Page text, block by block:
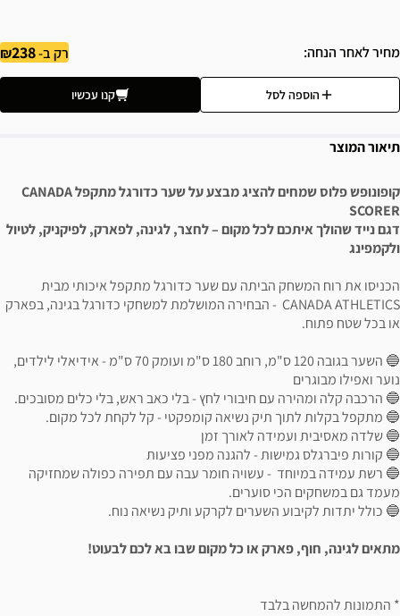
מחיר לאחר הנחה רק ב-238
הוספה לסל קנו עכשיו
תיאור המוצר
קופונופש פלוס שמחים להציג מבצע על שער כדורגל מתקפל CANADA
SCORER
דגם נייד שהולך איתכם לכל מקום – לחצר, לגינה, לפארק, לפיקניק, לטיול
ולקמפינג
הכניסו את רוח המשחק הביתה עם שער כדורגל מתקפל איכותי מבית
CANADA ATHLETICS - הבחירה המושלמת למשחקי כדורגל בגינה, בפארק
או בכל שטח פתוח.
🔵 השער בגובה 120 ס"מ, רוחב 180 ס"מ ועומק 70 ס"מ - אידיאלי לילדים,
נוער ואפילו מבוגרים
🔵 הרכבה קלה ומהירה עם חיבורי לחץ - בלי כאב ראש, בלי כלים מסובכים.
🔵 מתקפל בקלות לתוך תיק נשיאה קומפקטי - קל לקחת לכל מקום.
🔵 שלדה מאסיבית ועמידה לאורך זמן
🔵 קורות פיברגלס גמישות - להגנה מפני פציעות
🔵 רשת עמידה במיוחד - עשויה חומר עבה עם תפירה כפולה שמחזיקה
מעמד גם במשחקים הכי סוערים.
🔵 כולל יתדות לקיבוע השערים לקרקע ותיק נשיאה נוח.
מתאים לגינה, חוף, פארק או כל מקום שבו בא לכם לבעוט!
* התמונות להמחשה בלבד